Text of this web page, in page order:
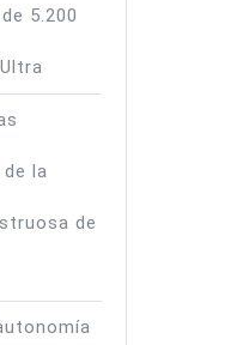
5.200
la
de